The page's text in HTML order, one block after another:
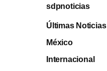
sdpnoticias
Últimas Noticias
México
Internacional